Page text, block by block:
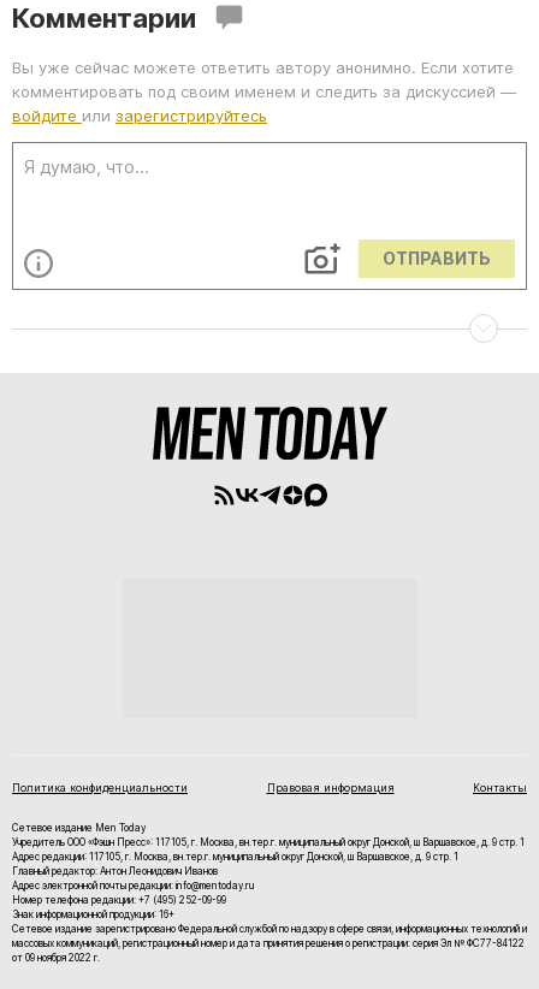
Комментарии
Вы уже сейчас можете ответить автору анонимно. Если хотите
комментировать под своим именем и следить за дискуссией —
войдите или зарегистрируйтесь
ОТПРАВИТЬ
Политика конфиденциальности Правовая информация Контакты
Сетевое издание Men Today
Учредитель ООО «Фэшн Пресс»: 117105, г. Москва, вн.тер.г. муниципальный округ Донской, ш Варшавское, д. 9 стр. 1
Адрес редакции: 117105, г. Москва, вн.тер.г. муниципальный округ Донской, ш Варшавское, д. 9 стр. 1
Главный редактор: Антон Леонидович Иванов
Адрес электронной почты редакции: info@mentoday.ru
Номер телефона редакции: +7 (495) 252-09-99
Знак информационной продукции: 16+
Cетевое издание зарегистрировано Федеральной службой по надзору в сфере связи, информационных технологий и
массовых коммуникаций, регистрационный номер и дата принятия решения о регистрации: серия Эл № ФС77-84122
от 09 ноября 2022 г.